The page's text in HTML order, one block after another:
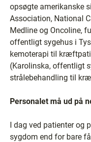
opsøgte amerikanske
Association, National
Medline og Oncoline,
offentligt sygehus i
kemoterapi til
(Karolinska, offentligt
strålebehandling til
Personalet må ud på
I dag ved patienter og
sygdom end for bare